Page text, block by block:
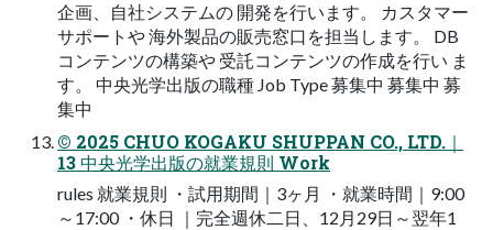
企画、自社システムの 開発を行います。 カスタマー
サポートや 海外製品の販売窓口を担当します。 DB
コンテンツの構築や 受託コンテンツの作成を行い ま
す。 中央光学出版の職種 Job Type 募集中 募集中 募
集中
© 2025 CHUO KOGAKU SHUPPAN CO., LTD.｜
13 中央光学出版の就業規則 Work
rules 就業規則 ・試用期間｜3ヶ月 ・就業時間｜9:00
～17:00 ・休日 ｜完全週休二日、12月29日～翌年1